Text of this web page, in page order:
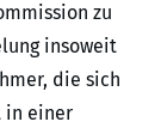
zu
insoweit
die sich
in einer